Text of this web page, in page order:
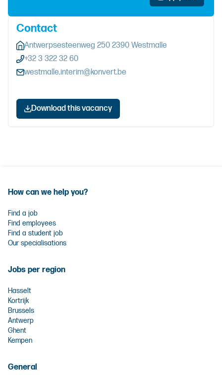
Contact
Antwerpsesteenweg 250 2390 Westmalle
+32 3 322 32 60
westmalle.interim@konvert.be
Download this vacancy
How can we help you?
Find a job
Find employees
Find a student job
Our specialisations
Jobs per region
Hasselt
Kortrijk
Brussels
Antwerp
Ghent
Kempen
General